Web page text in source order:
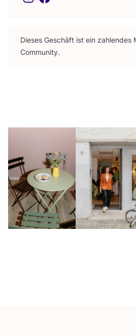
Die­ses Geschäft ist ein zah­len­des
Community.